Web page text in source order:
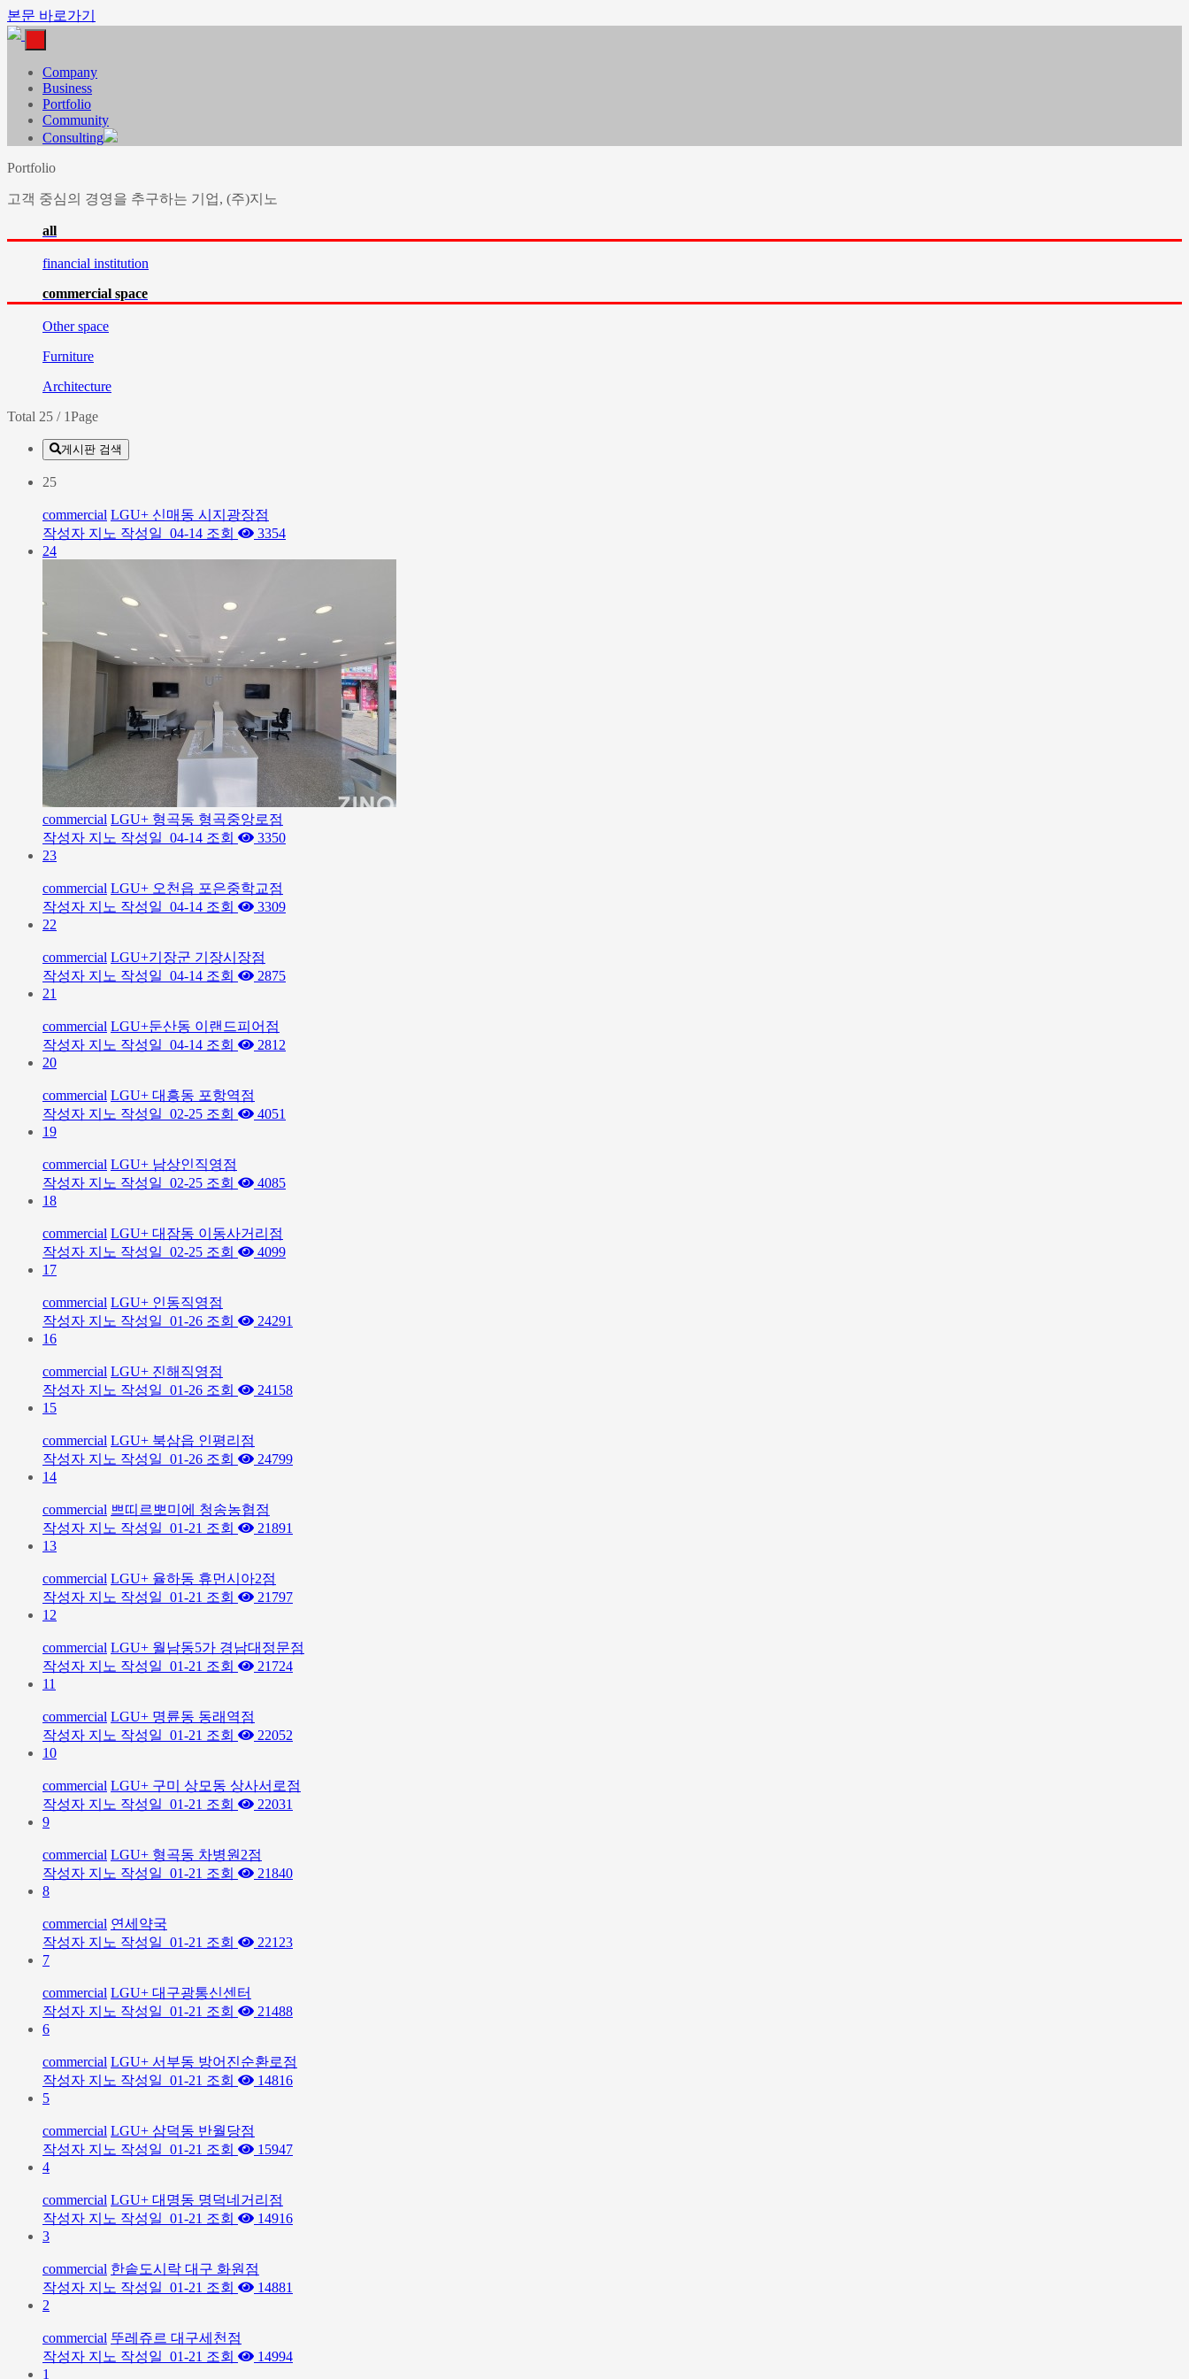
본문 바로가기
Company
Business
Portfolio
Community
Consulting
Portfolio
고객 중심의 경영을 추구하는 기업, (주)지노
all
financial institution
commercial space
Otherspace
Furniture
Architecture
Total 25 / 1Page
게시판 검색
25
commercial LGU+ 신매동 시지광장점
작성자 지노 작성일 04-14 조회
3354
24
commercial LGU+ 형곡동 형곡중앙로점
작성자 지노 작성일 04-14 조회
3350
23
commercial LGU+ 오천읍 포은중학교점
작성자 지노 작성일 04-14 조회
3309
22
commercial LGU+기장군 기장시장점
작성자 지노 작성일 04-14 조회
2875
21
commercial LGU+둔산동 이랜드피어점
작성자 지노 작성일 04-14 조회
2812
20
commercial LGU+ 대흥동 포항역점
작성자 지노 작성일 02-25 조회
4051
19
commercial LGU+ 남상인직영점
작성자 지노 작성일 02-25 조회
4085
18
commercial LGU+ 대잠동 이동사거리점
작성자 지노 작성일 02-25 조회
4099
17
commercial LGU+ 인동직영점
작성자 지노 작성일 01-26 조회
24291
16
commercial LGU+ 진해직영점
작성자 지노 작성일 01-26 조회
24158
15
commercial LGU+ 북삼읍 인평리점
작성자 지노 작성일 01-26 조회
24799
14
commercial 쁘띠르뽀미에 청송농협점
작성자 지노 작성일 01-21 조회
21891
13
commercial LGU+ 율하동 휴먼시아2점
작성자 지노 작성일 01-21 조회
21797
12
commercial LGU+ 월남동5가 경남대정문점
작성자 지노 작성일 01-21 조회
21724
11
commercial LGU+ 명륜동 동래역점
작성자 지노 작성일 01-21 조회
22052
10
commercial LGU+ 구미 상모동 상사서로점
작성자 지노 작성일 01-21 조회
22031
9
commercial LGU+ 형곡동 차병원2점
작성자 지노 작성일 01-21 조회
21840
8
commercial 연세약국
작성자 지노 작성일 01-21 조회
22123
7
commercial LGU+ 대구광통신센터
작성자 지노 작성일 01-21 조회
21488
6
commercial LGU+ 서부동 방어진순환로점
작성자 지노 작성일 01-21 조회
14816
5
commercial LGU+ 삼덕동 반월당점
작성자 지노 작성일 01-21 조회
15947
4
commercial LGU+ 대명동 명덕네거리점
작성자 지노 작성일 01-21 조회
14916
3
commercial 한솥도시락 대구 화원점
작성자 지노 작성일 01-21 조회
14881
2
commercial 뚜레쥬르 대구세천점
작성자 지노 작성일 01-21 조회
14994
1